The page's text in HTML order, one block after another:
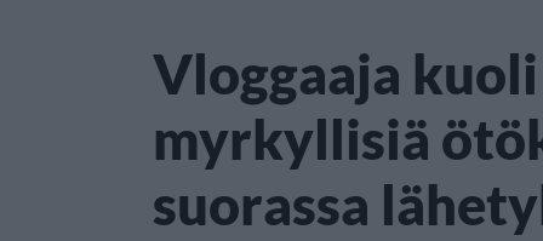
Vloggaaja
myrkyllisiä
suorassa